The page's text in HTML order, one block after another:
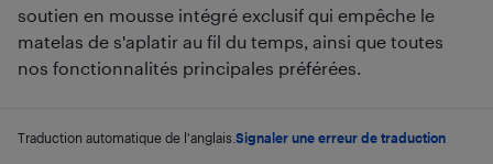
soutien en mousse intégré exclusif qui empêche le
matelas de s'aplatir au fil du temps, ainsi que toutes
nos fonctionnalités principales préférées.
Traduction automatique de l'anglais. Signaler une erreur de traduction